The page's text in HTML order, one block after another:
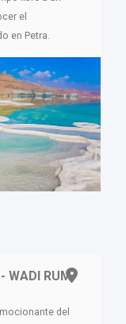
el
en Petra.
- WADI RUM
del